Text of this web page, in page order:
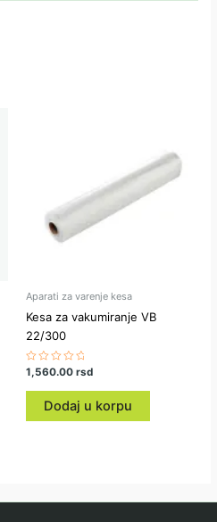
Aparati za varenje kesa
Kesa za vakumiranje VB
22/300
Ocenjeno
sa
0
1,560.00 rsd
Dodaj u korpu